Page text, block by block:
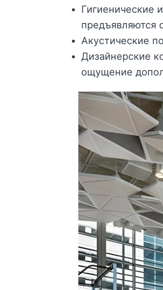
Гигиенические
предъявляются
Акустические
Дизайнерские
ощущение